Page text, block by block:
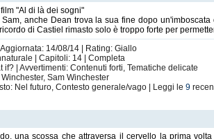
"Al di là dei sogni"
anche Dean trova la sua fine dopo
di Castiel rimasto solo è troppo forte per
14/08/14 | Rating: Giallo
| Capitoli: 14 | Completa
| Avvertimenti: Contenuti forti, Tematiche delicate
Sam Winchester
Nel futuro, Contesto generale/vago | Leggi le9
una scossa che attraversa il cervello la prima